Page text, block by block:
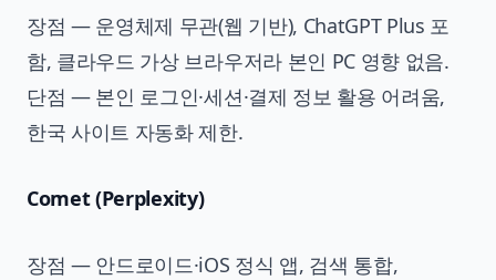
장점 — 운영체제 무관(웹 기반), ChatGPT Plus 포
함, 클라우드 가상 브라우저라 본인 PC 영향 없음.
단점 — 본인 로그인·세션·결제 정보 활용 어려움,
한국 사이트 자동화 제한.
Comet (Perplexity)
장점 — 안드로이드·iOS 정식 앱, 검색 통합,